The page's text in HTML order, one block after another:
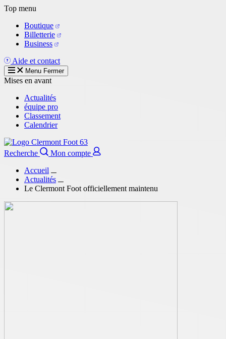
Aller
contenu
principal
Top menu
Boutique
Billetterie
Business
Aide et contact
Menu Fermer
Mises en avant
Actualités
équipe pro
Classement
Calendrier
Recherche
Mon compte
Accueil
Actualités
Le Clermont Foot officiellement maintenu